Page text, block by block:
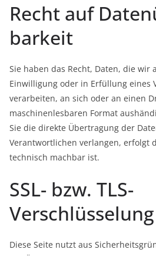
Recht auf
barkeit
Sie haben das Recht, Daten, die wir
Einwilligung oder in Erfüllung eines
verarbeiten, an sich oder an einen
maschinenlesbaren Format
Sie die direkte Übertragung der
Verantwortlichen verlangen, erfolgt
technisch machbar ist.
SSL- bzw. TLS-
Verschlüsselung
Diese Seite nutzt aus